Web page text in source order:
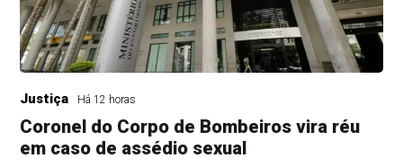
Justiça Há 12 horas
Coronel do Corpo de Bombeiros vira réu
em caso de assédio sexual